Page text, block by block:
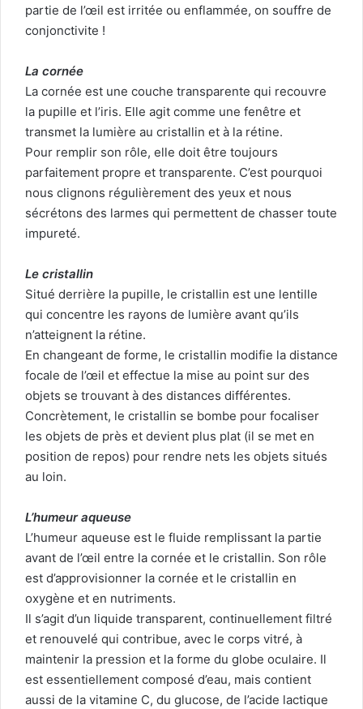
partie de l’œil est irritée ou enflammée, on souffre de
conjonctivite !
La cornée
La cornée est une couche transparente qui recouvre
la pupille et l’iris. Elle agit comme une fenêtre et
transmet la lumière au cristallin et à la rétine.
Pour remplir son rôle, elle doit être toujours
parfaitement propre et transparente. C’est pourquoi
nous clignons régulièrement des yeux et nous
sécrétons des larmes qui permettent de chasser toute
impureté.
Le cristallin
Situé derrière la pupille, le cristallin est une lentille
qui concentre les rayons de lumière avant qu’ils
n’atteignent la rétine.
En changeant de forme, le cristallin modifie la distance
focale de l’œil et effectue la mise au point sur des
objets se trouvant à des distances différentes.
Concrètement, le cristallin se bombe pour focaliser
les objets de près et devient plus plat (il se met en
position de repos) pour rendre nets les objets situés
au loin.
L’humeur aqueuse
L’humeur aqueuse est le fluide remplissant la partie
avant de l’œil entre la cornée et le cristallin. Son rôle
est d’approvisionner la cornée et le cristallin en
oxygène et en nutriments.
Il s’agit d’un liquide transparent, continuellement filtré
et renouvelé qui contribue, avec le corps vitré, à
maintenir la pression et la forme du globe oculaire. Il
est essentiellement composé d’eau, mais contient
aussi de la vitamine C, du glucose, de l’acide lactique